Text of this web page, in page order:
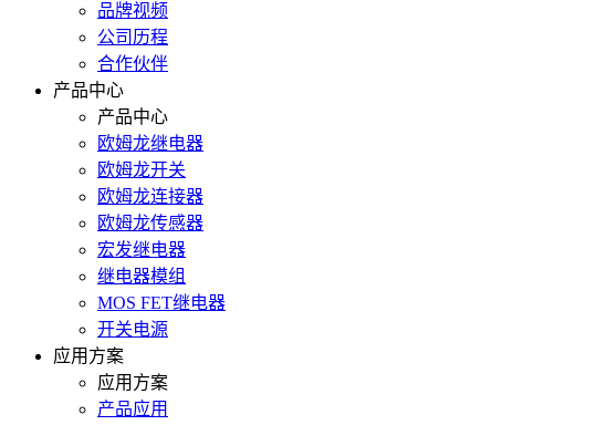
品牌视频
公司历程
合作伙伴
产品中心
产品中心
欧姆龙继电器
欧姆龙开关
欧姆龙连接器
欧姆龙传感器
宏发继电器
继电器模组
MOS FET继电器
开关电源
应用方案
应用方案
产品应用